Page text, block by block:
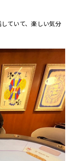
ていて、楽しい気分